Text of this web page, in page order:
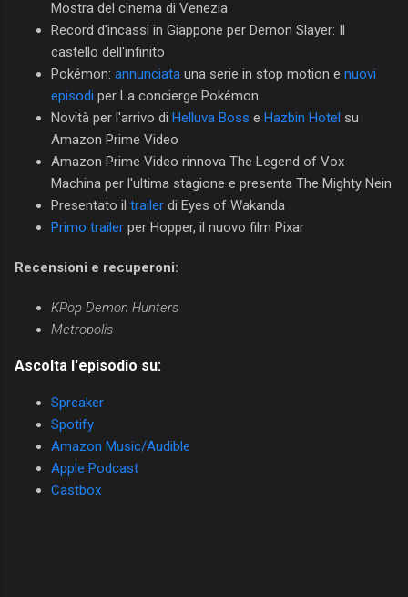
Mostra del cinema di Venezia
Record d'incassi in Giappone per Demon Slayer: Il
castello dell'infinito
Pokémon: annunciata una serie in stop motion e nuovi
episodi per La concierge Pokémon
Novità per l'arrivo di Helluva Boss e Hazbin Hotel su
Amazon Prime Video
Amazon Prime Video rinnova The Legend of Vox
Machina per l'ultima stagione e presenta The Mighty Nein
Presentato il trailer di Eyes of Wakanda
Primo trailer per Hopper, il nuovo film Pixar
Recensioni e recuperoni:
KPop Demon Hunters
Metropolis
Ascolta l'episodio su:
Spreaker
Spotify
Amazon Music/Audible
Apple Podcast
Castbox